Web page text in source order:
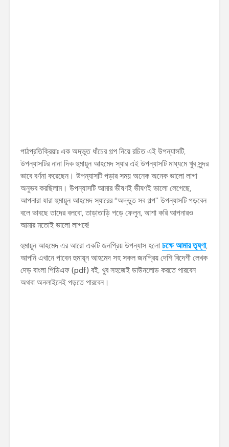
পাঠপ্রতিক্রিয়াঃ এক অদ্ভুত ধাঁচের গল্প নিয়ে রচিত এই উপন্যাসটি,
উপন্যাসটির নানা দিক হুমায়ূন আহমেদ স্যার এই উপন্যাসটি মাধ্যমে খুব সুন্দর
ভাবে বর্ণনা করেছেন। উপন্যাসটি পড়ার সময় অনেক অনেক ভালো লাগা
অনুভব করছিলাম। উপন্যাসটি আমার ভীষণই ভীষণই ভালো লেগেছে,
আপনারা যারা হুমায়ূন আহমেদ স্যারের “অদ্ভুত সব গল্প” উপন্যাসটি পড়বেন
বলে ভাবছে তাদের বলবো, তাড়াতাড়ি পড়ে ফেলুন, আশা করি আপনারও
আমার মতোই ভালো লাগবে!
হুমায়ূন আহমেদ এর আরো একটি জনপ্রিয় উপন্যাস হলো চক্ষে আমার তৃষ্ণা,
আপনি এখানে পাবেন হুমায়ূন আহমেদ সহ সকল জনপ্রিয় দেশি বিদেশী লেখক
দেড় বাংলা পিডিএফ (pdf) বই, খুব সহজেই ডাউনলোড করতে পারবেন
অথবা অনলাইনেই পড়তে পারবেন।